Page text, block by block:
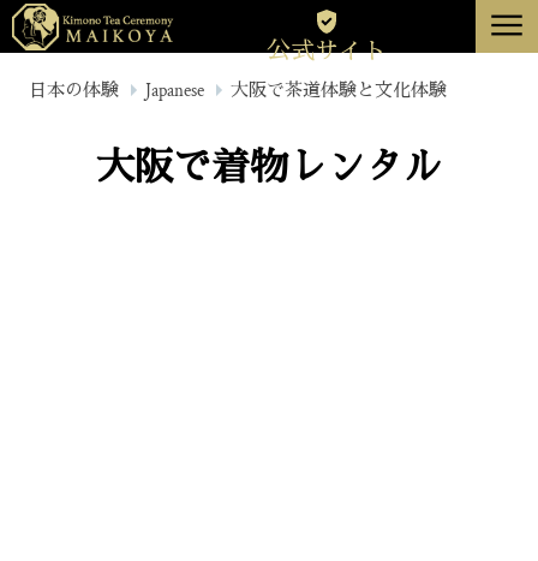
東京
について
公式サイト menu
日本の体験 Japanese 大阪で茶道体験と文化体験
大阪で着物レンタル